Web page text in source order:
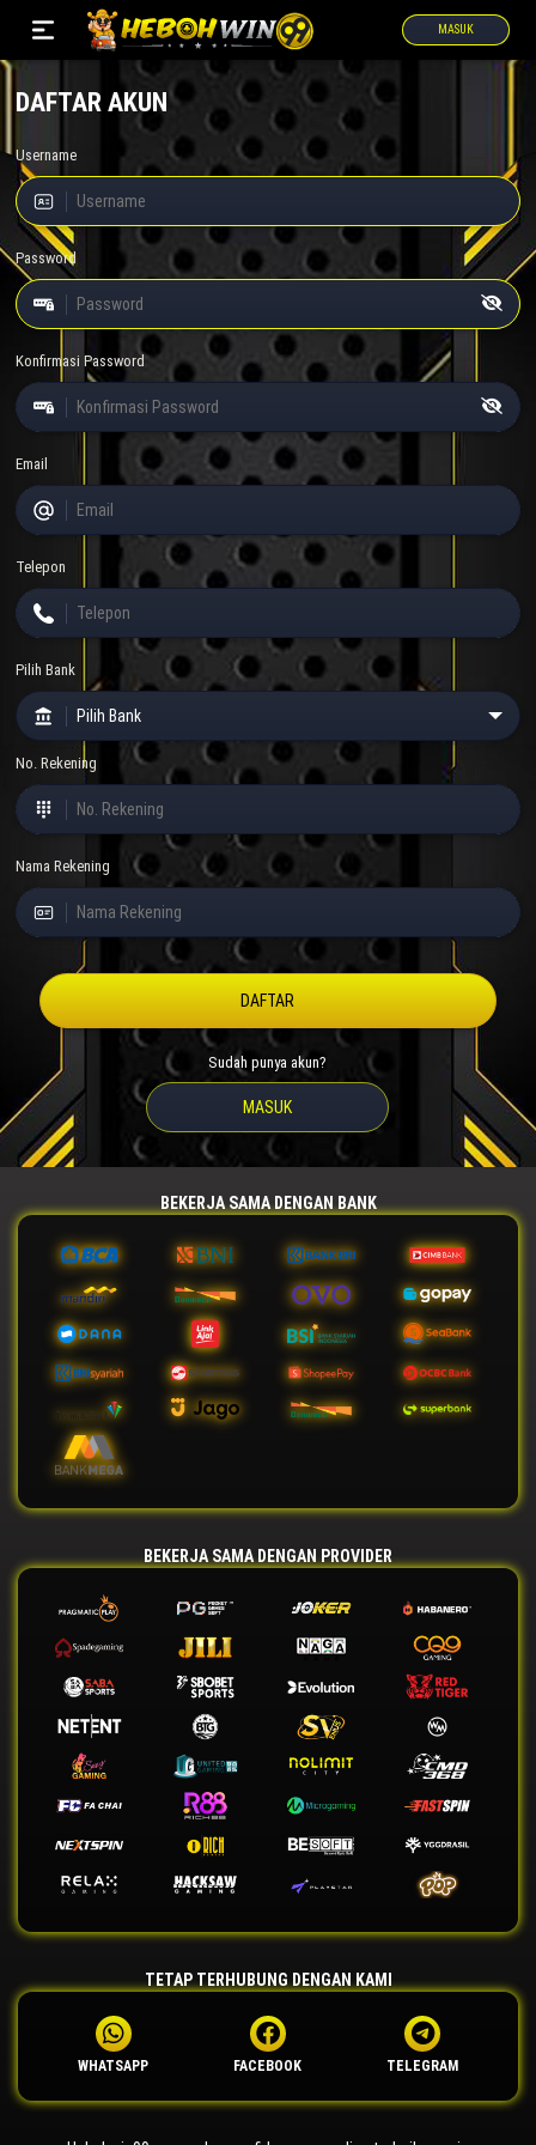
MASUK
DAFTAR AKUN
Username
Password
Konfirmasi Password
Email
Telepon
Pilih Bank
No. Rekening
Nama Rekening
DAFTAR
Sudah punya akun?
MASUK
BEKERJA SAMA DENGAN BANK
BEKERJA SAMA DENGAN PROVIDER
TETAP TERHUBUNG DENGAN KAMI
WHATSAPP FACEBOOK TELEGRAM